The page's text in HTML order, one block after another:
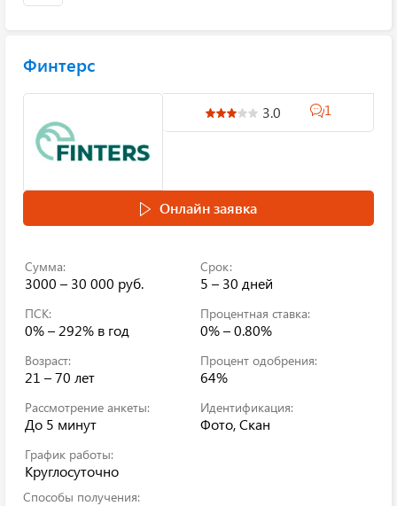
Финтерс
3.0 1
Онлайн заявка
Сумма:
3000 – 30 000 руб.
Срок:
5 – 30 дней
ПСК:
0% – 292% в год
Процентная ставка:
0% – 0.80%
Возраст:
21 – 70 лет
Процент одобрения:
64%
Рассмотрение анкеты:
До 5 минут
Идентификация:
Фото, Скан
График работы:
Круглосуточно
Способы получения: